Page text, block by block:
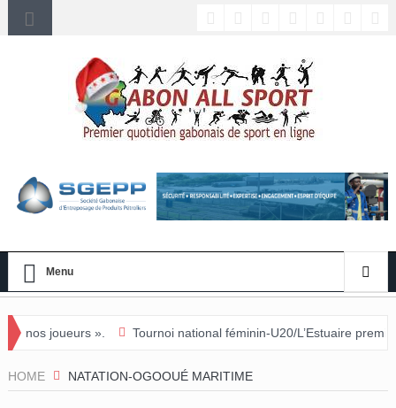
Menu
Tournoi national féminin-U20/L’Estuaire première équipe
HOME NATATION-OGOOUÉ MARITIME